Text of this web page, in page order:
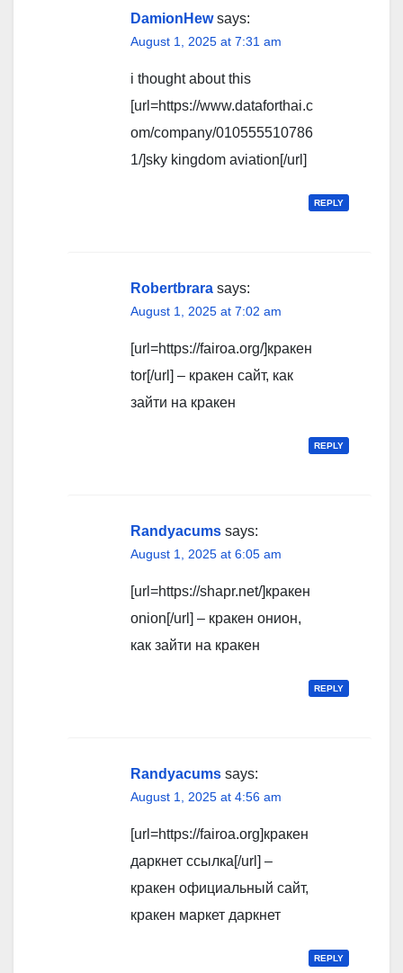
DamionHew says:
August 1, 2025 at 7:31 am
i thought about this
[url=https://www.dataforthai.c
om/company/010555510786
1/]sky kingdom aviation[/url]
REPLY
Robertbrara says:
August 1, 2025 at 7:02 am
[url=https://fairoa.org/]кракен
tor[/url] – кракен сайт, как
зайти на кракен
REPLY
Randyacums says:
August 1, 2025 at 6:05 am
[url=https://shapr.net/]кракен
onion[/url] – кракен онион,
как зайти на кракен
REPLY
Randyacums says:
August 1, 2025 at 4:56 am
[url=https://fairoa.org]кракен
даркнет ссылка[/url] –
кракен официальный сайт,
кракен маркет даркнет
REPLY